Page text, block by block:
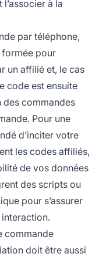
à la
par téléphone,
pour
un affilié et, le cas
code est ensuite
des commandes
Pour une
d’inciter votre
les codes affiliés,
de vos données
des scripts ou
pour s’assurer
commande
doit être aussi